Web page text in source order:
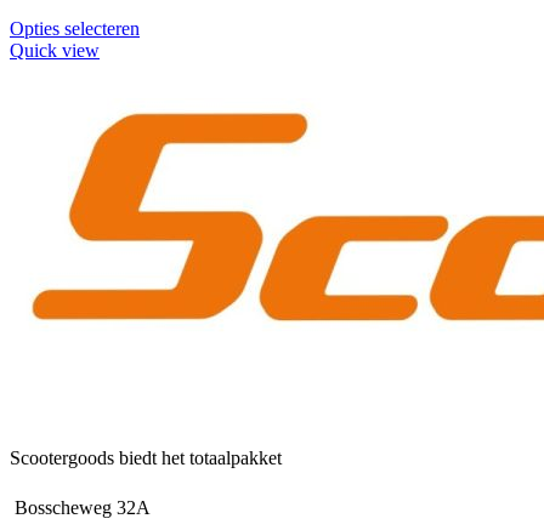
Opties selecteren
variaties.
Deze
optie
kan
gekozen
op
productpagina
Quick view
Scootergoods biedt het totaalpakket
Bosscheweg 32A